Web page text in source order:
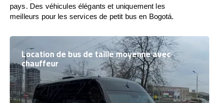
pays. Des véhicules élégants et uniquement les
meilleurs pour les services de petit bus en Bogotá.
Location de bus de taille moyenne avec
chauffeur